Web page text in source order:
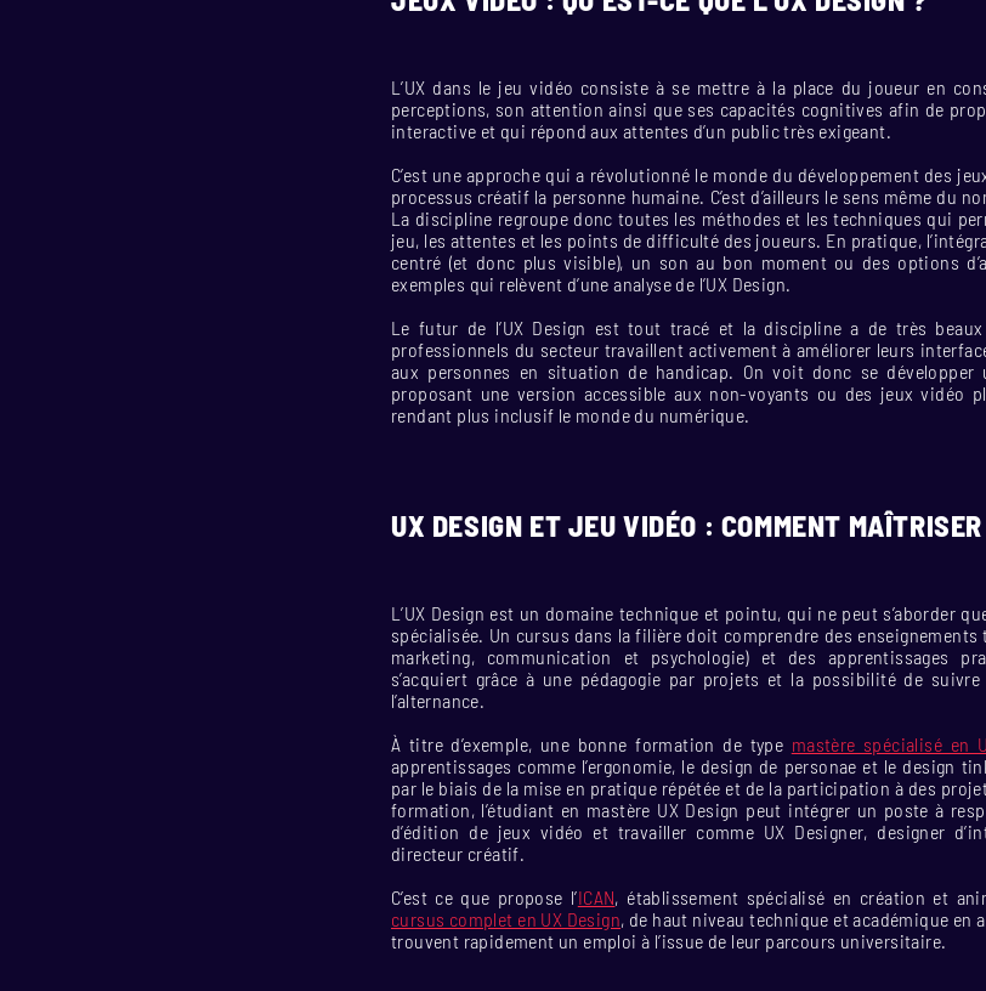
L’UX dans le jeu vidéo consiste à se mettre à la place du joueur en
perceptions, son attention ainsi que ses capacités cognitives afin de
interactive et qui répond aux attentes d’un public très exigeant.
C’est une approche qui a révolutionné le monde du développement des
processus créatif la personne humaine. C’est d’ailleurs le sens même du
La discipline regroupe donc toutes les méthodes et les techniques qui
jeu, les attentes et les points de difficulté des joueurs. En pratique,
centré (et donc plus visible), un son au bon moment ou des options
exemples qui relèvent d’une analyse de l’UX Design.
Le futur de l’UX Design est tout tracé et la discipline a de très
professionnels du secteur travaillent activement à améliorer leurs
aux personnes en situation de handicap. On voit donc se
proposant une version accessible aux non-voyants ou des jeux vidéo
rendant plus inclusif le monde du numérique.
UX DESIGN ET JEU VIDÉO : COMMENT
L’UX Design est un domaine technique et pointu, qui ne peut s’aborder
spécialisée. Un cursus dans la filière doit comprendre des
marketing, communication et psychologie) et des apprentissages
s’acquiert grâce à une pédagogie par projets et la possibilité de
l’alternance.
À titre d’exemple, une bonne formation de type mastère spécialisé en
apprentissages comme l’ergonomie, le design de personae et le design
par le biais de la mise en pratique répétée et de la participation à des
formation, l’étudiant en mastère UX Design peut intégrer un poste à
d’édition de jeux vidéo et travailler comme UX Designer, designer
directeur créatif.
C’est ce que propose l’ICAN, établissement spécialisé en création et
cursus complet en UX Design, de haut niveau technique et académique en
trouvent rapidement un emploi à l’issue de leur parcours universitaire.